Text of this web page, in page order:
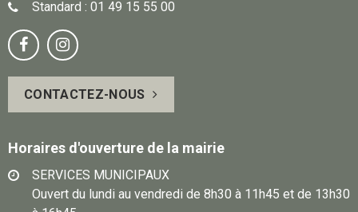
Standard : 01 49 15 55 00
Notre
page
Facebook
Suivez-
vous
sur
CONTACTEZ-NOUS
Horaires d'ouverture de la mairie
SERVICES MUNICIPAUX
Ouvert du lundi au vendredi de 8h30 à 11h45 et de 13h30